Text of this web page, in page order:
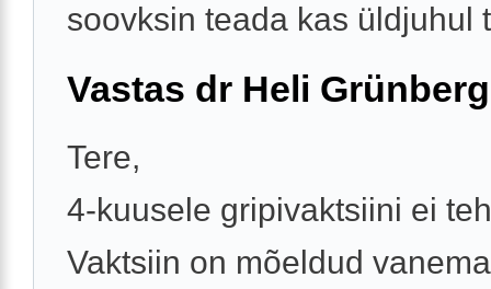
soovksin teada kas üldjuhul
Vastas dr Heli Grünberg
Tere,
4-kuusele gripivaktsiini ei
Vaktsiin on mõeldud